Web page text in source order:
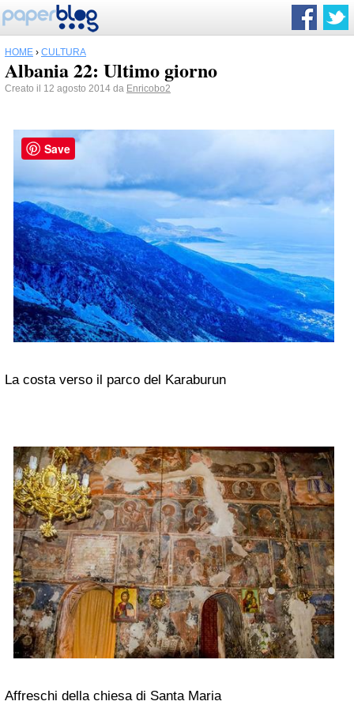
HOME › CULTURA
Albania 22: Ultimo giorno
Creato il 12 agosto 2014 da Enricobo2
La costa verso il parco del Karaburun
Affreschi della chiesa di Santa Maria
Save